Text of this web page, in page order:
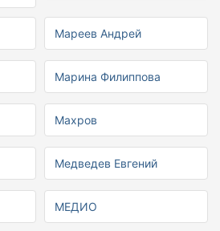
Мареев Андрей
Марина Филиппова
Махров
Медведев Евгений
МЕДИО